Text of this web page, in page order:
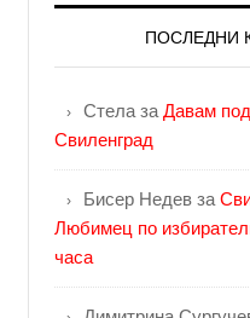
ПОСЛЕДНИ
Стела за Давам
Свиленград
Бисер Недев за
Любимец по
часа